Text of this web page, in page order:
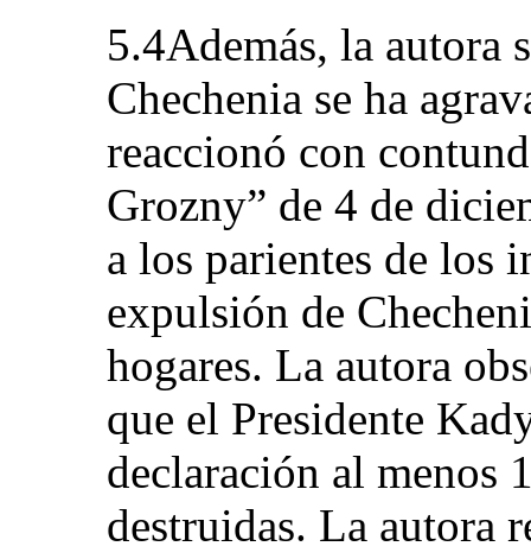
5.4Además, la autora
Chechenia se ha
reaccionó con
Grozny” de 4 de
a los parientes de los
expulsión de
hogares. La autora
que el Presidente
declaración al menos
destruidas. La autora